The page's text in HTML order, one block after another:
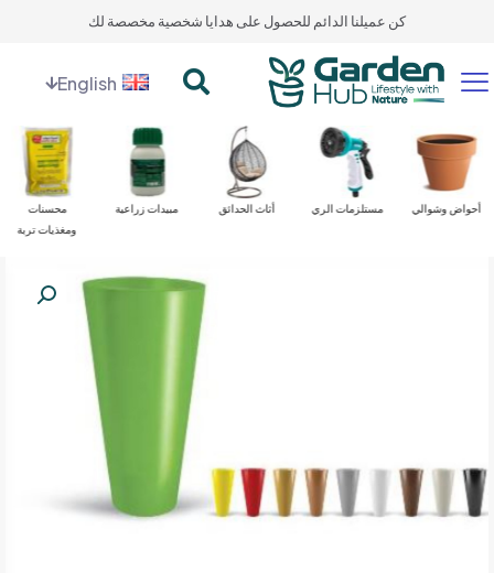
كن عميلنا الدائم للحصول على هدايا شخصية مخصصة لك
English
محسنات
ومغذيات تربة
مبيدات زراعية أثاث الحدائق مستلزمات الري أحواض وشوالي